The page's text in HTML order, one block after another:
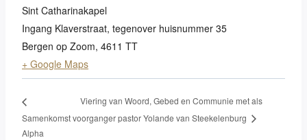
Sint Catharinakapel
Ingang Klaverstraat, tegenover huisnummer 35
Bergen op Zoom, 4611 TT
+ Google Maps
Samenkomst
Alpha
Viering van Woord, Gebed en Communie met als
voorganger pastor Yolande van Steekelenburg